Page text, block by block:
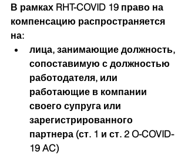
В рамках RHT-COVID 19 право на
компенсацию распространяется
на:
лица, занимающие должность,
сопоставимую с должностью
работодателя, или
работающие в компании
своего супруга или
зарегистрированного
партнера (ст. 1 и ст. 2 O-COVID-
19 AC)